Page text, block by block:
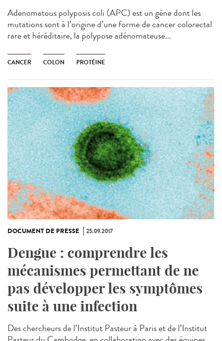
Adenomatous polyposis coli (APC) est un gène dont les
mutations sont à l’origine d’une forme de cancer colorectal
rare et héréditaire, la polypose adénomateuse...
CANCER COLON PROTÉINE
DOCUMENT DE PRESSE 25.09.2017
Dengue : comprendre les
mécanismes permettant de ne
pas développer les symptômes
suite à une infection
Des chercheurs de l’Institut Pasteur à Paris et de l’Institut